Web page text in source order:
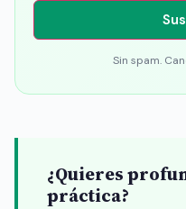
Sin spam.
¿Quieres
práctica?